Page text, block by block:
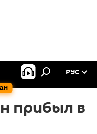
РУС
прибыл в